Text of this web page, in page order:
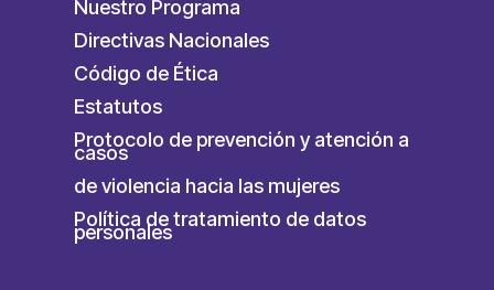
Nuestro Programa
Directivas Nacionales
Código de Ética
Estatutos
Protocolo de prevención y atención a
casos
de violencia hacia las mujeres
Política de tratamiento de datos
personales